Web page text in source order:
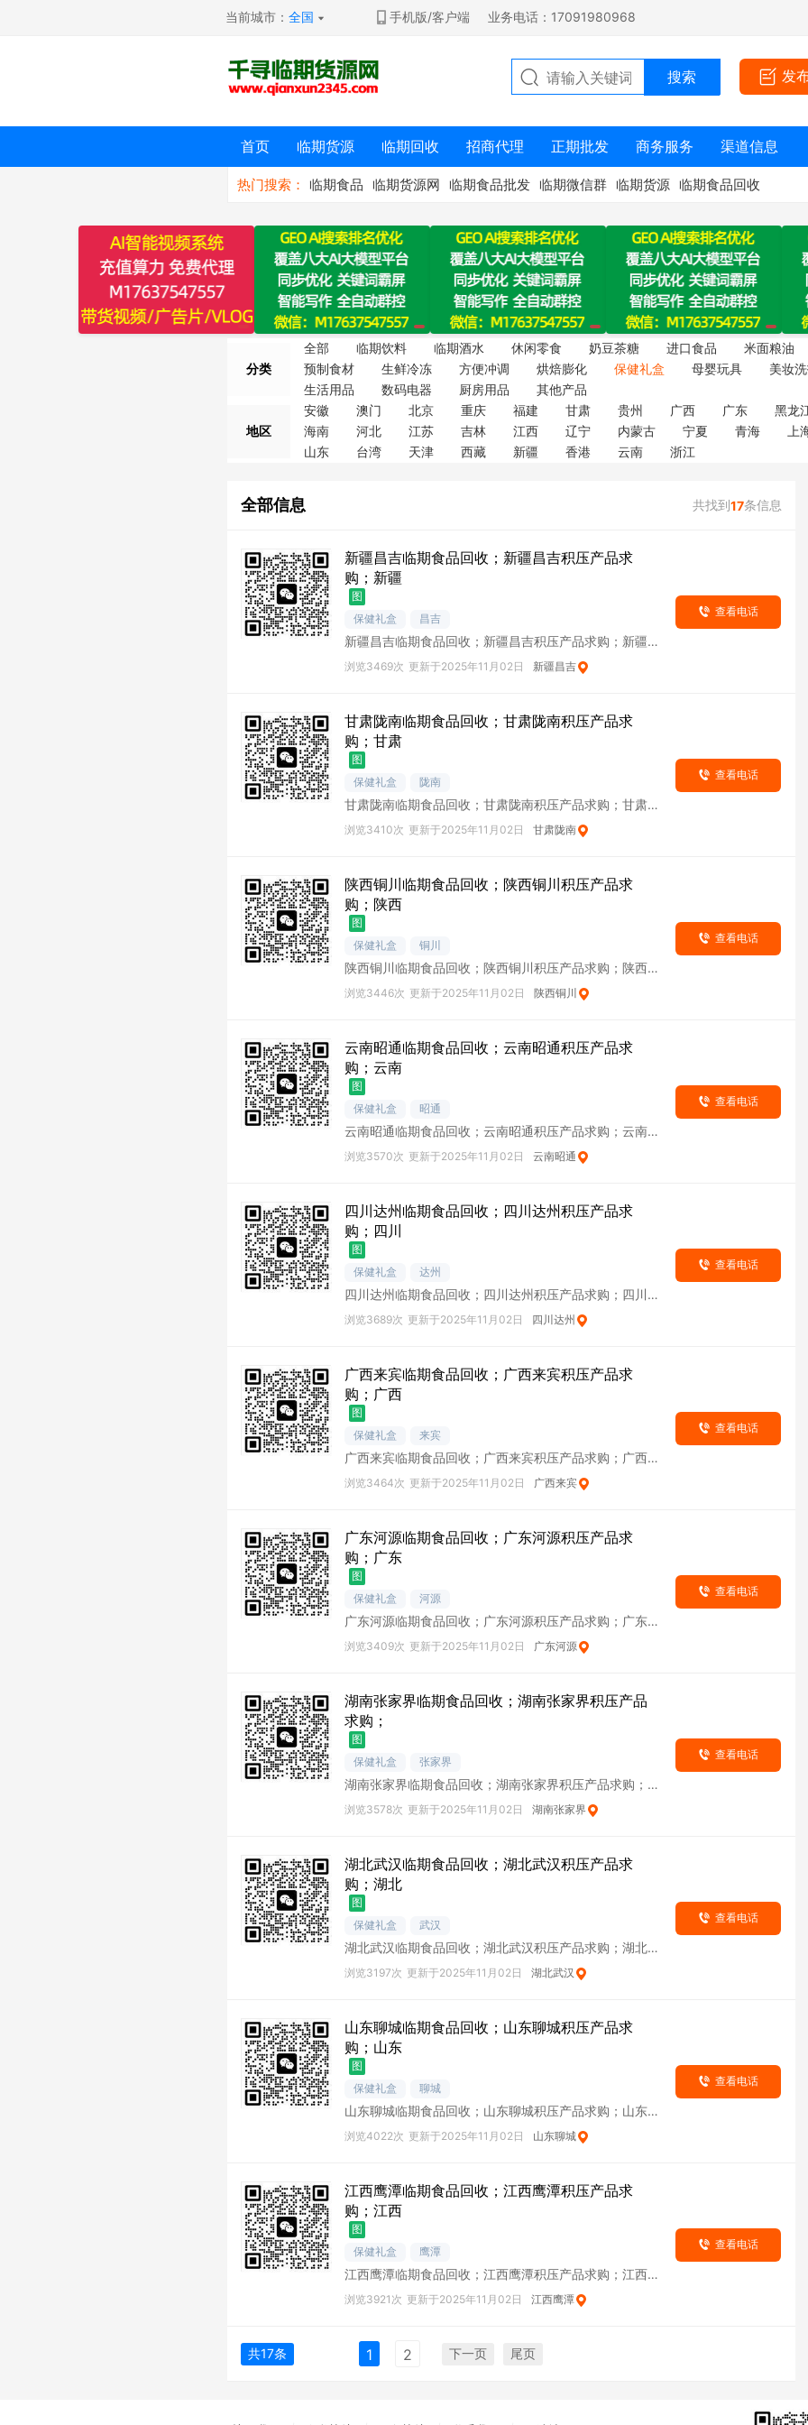
当前城市：全国 手机版/客户端 业务电话：17091980968
发
首页 临期货源 临期回收 招商代理 正期批发 商务服务 渠道信息
热门搜索： 临期食品 临期货源网 临期食品批发 临期微信群 临期货源 临期食品回收
分类
全部 临期饮料 临期酒水 休闲零食 奶豆茶糖 进口食品 米面粮油
预制食材
生鲜冷冻 方便冲调 烘焙膨化 保健礼盒 母婴玩具 美妆
生活用品
数码电器 厨房用品 其他产品
地区
安徽 澳门 北京 重庆 福建 甘肃 贵州 广西 广东 黑龙
海南
河北 江苏 吉林 江西 辽宁 内蒙古 宁夏 青海 上
山东
台湾 天津 西藏 新疆 香港 云南 浙江
全部信息 共找到17条信息
新疆昌吉临期食品回收；新疆昌吉积压产品求
购；新疆
图
保健礼盒
昌吉
新疆昌吉临期食品回收；新疆昌吉积压产品求购；新疆昌
吉库存尾货
浏览3469次 更新于2025年11月02日 新疆昌吉
查看电话
甘肃陇南临期食品回收；甘肃陇南积压产品求
购；甘肃
图
保健礼盒
陇南
甘肃陇南临期食品回收；甘肃陇南积压产品求购；甘肃陇
南库存尾货
浏览3410次 更新于2025年11月02日 甘肃陇南
查看电话
陕西铜川临期食品回收；陕西铜川积压产品求
购；陕西
图
保健礼盒
铜川
陕西铜川临期食品回收；陕西铜川积压产品求购；陕西铜
川库存尾货
浏览3446次 更新于2025年11月02日 陕西铜川
查看电话
云南昭通临期食品回收；云南昭通积压产品求
购；云南
图
保健礼盒
昭通
云南昭通临期食品回收；云南昭通积压产品求购；云南昭
通库存尾货
浏览3570次 更新于2025年11月02日 云南昭通
查看电话
四川达州临期食品回收；四川达州积压产品求
购；四川
图
保健礼盒
达州
四川达州临期食品回收；四川达州积压产品求购；四川达
州库存尾货
浏览3689次 更新于2025年11月02日 四川达州
查看电话
广西来宾临期食品回收；广西来宾积压产品求
购；广西
图
保健礼盒
来宾
广西来宾临期食品回收；广西来宾积压产品求购；广西来
宾库存尾货
浏览3464次 更新于2025年11月02日 广西来宾
查看电话
广东河源临期食品回收；广东河源积压产品求
购；广东
图
保健礼盒
河源
广东河源临期食品回收；广东河源积压产品求购；广东河
源库存尾货
浏览3409次 更新于2025年11月02日 广东河源
查看电话
湖南张家界临期食品回收；湖南张家界积压产品
求购；
图
保健礼盒
张家界
湖南张家界临期食品回收；湖南张家界积压产品求购；湖
南张家界库
浏览3578次 更新于2025年11月02日 湖南张家界
查看电话
湖北武汉临期食品回收；湖北武汉积压产品求
购；湖北
图
保健礼盒
武汉
湖北武汉临期食品回收；湖北武汉积压产品求购；湖北武
汉库存尾货
浏览3197次 更新于2025年11月02日 湖北武汉
查看电话
山东聊城临期食品回收；山东聊城积压产品求
购；山东
图
保健礼盒
聊城
山东聊城临期食品回收；山东聊城积压产品求购；山东聊
城库存尾货
浏览4022次 更新于2025年11月02日 山东聊城
查看电话
江西鹰潭临期食品回收；江西鹰潭积压产品求
购；江西
图
保健礼盒
鹰潭
江西鹰潭临期食品回收；江西鹰潭积压产品求购；江西鹰
潭库存尾货
浏览3921次 更新于2025年11月02日 江西鹰潭
查看电话
共17条 1 2 下一页 尾页